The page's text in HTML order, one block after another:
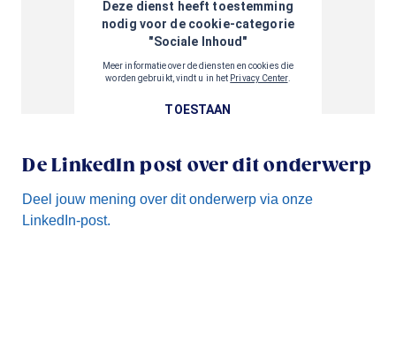
De LinkedIn post over dit onderwerp
Deel jouw mening over dit onderwerp via onze
LinkedIn-post.